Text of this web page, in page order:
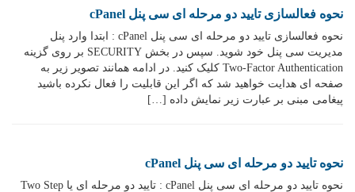
نحوه فعالسازی تایید دو مرحله ای سی پنل cPanel
نحوه فعالسازی تایید دو مرحله ای سی پنل cPanel : ابتدا وارد پنل
مدیریت سی پنل خود شوید. سپس در بخش SECURITY بر روی گزینه
Two-Factor Authentication کلیک کنید. در ادامه همانند تصویر زیر به
صفحه ای هدایت خواهید شد که اگر این قابلیت را فعال نکرده باشید
پیغامی مبنی بر عبارت زیر نمایش داده […]
نحوه تایید دو مرحله ای سی پنل cPanel
نحوه تایید دو مرحله ای سی پنل cPanel : تایید دو مرحله ای یا Two Step